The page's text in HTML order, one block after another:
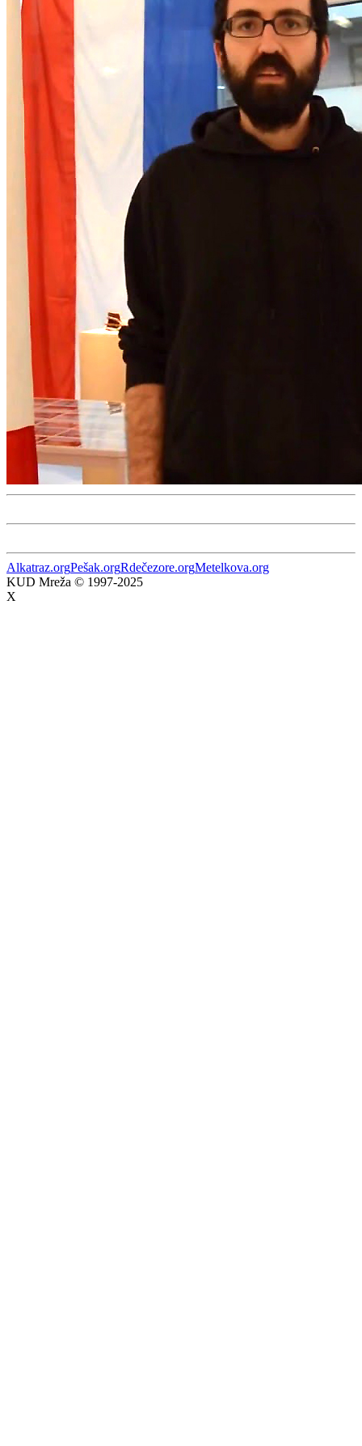
Alkatraz.orgPešak.orgRdečezore.orgMetelkova.org
KUD Mreža © 1997-2025
X